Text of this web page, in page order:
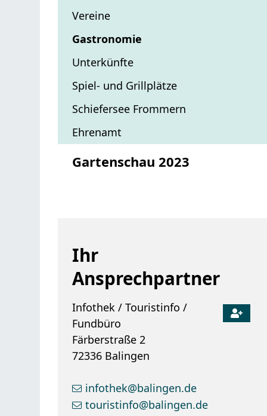
Vereine
Gastronomie
Unterkünfte
Spiel- und Grillplätze
Schiefersee Frommern
Ehrenamt
Gartenschau 2023
Ihr
Ansprechpartner
Infothek / Touristinfo /
Fundbüro
Färberstraße 2
72336 Balingen
infothek@balingen.de
touristinfo@balingen.de